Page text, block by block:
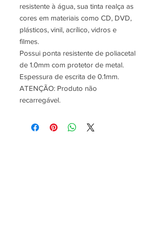
resistente à água, sua tinta realça as
cores em materiais como CD, DVD,
plásticos, vinil, acrílico, vidros e
filmes.
Possui ponta resistente de poliacetal
de 1.0mm com protetor de metal.
Espessura de escrita de 0.1mm.
ATENÇÃO: Produto não
recarregável.